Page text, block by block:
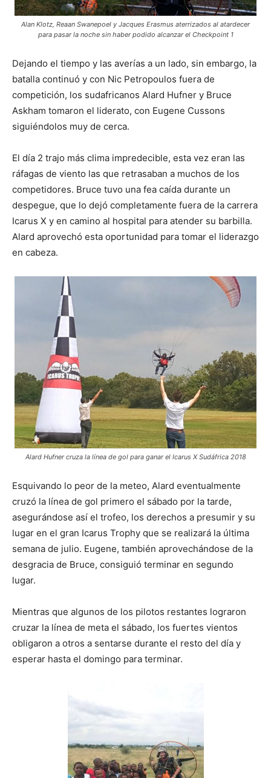
Alan Klotz, Reaan Swanepoel y Jacques Erasmus aterrizados al atardecer
para pasar la noche sin haber podido alcanzar el Checkpoint 1
Dejando el tiempo y las averías a un lado, sin embargo, la
batalla continuó y con Nic Petropoulos fuera de
competición, los sudafricanos Alard Hufner y Bruce
Askham tomaron el liderato, con Eugene Cussons
siguiéndolos muy de cerca.
El día 2 trajo más clima impredecible, esta vez eran las
ráfagas de viento las que retrasaban a muchos de los
competidores. Bruce tuvo una fea caída durante un
despegue, que lo dejó completamente fuera de la carrera
Icarus X y en camino al hospital para atender su barbilla.
Alard aprovechó esta oportunidad para tomar el liderazgo
en cabeza.
Alard Hufner cruza la línea de gol para ganar el Icarus X Sudáfrica 2018
Esquivando lo peor de la meteo, Alard eventualmente
cruzó la línea de gol primero el sábado por la tarde,
asegurándose así el trofeo, los derechos a presumir y su
lugar en el gran Icarus Trophy que se realizará la última
semana de julio. Eugene, también aprovechándose de la
desgracia de Bruce, consiguió terminar en segundo
lugar.
Mientras que algunos de los pilotos restantes lograron
cruzar la línea de meta el sábado, los fuertes vientos
obligaron a otros a sentarse durante el resto del día y
esperar hasta el domingo para terminar.